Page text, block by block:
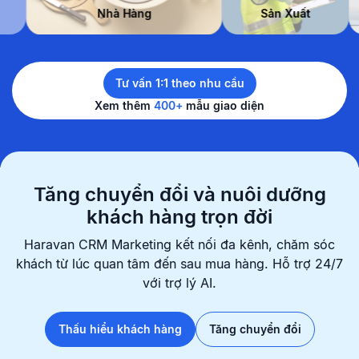
Nhà Hàng Sản Xuất
Tư vấn 1:1 theo nhu cầu
Xem thêm 400+ mẫu giao diện
Tăng chuyển đổi và nuôi dưỡng
khách hàng trọn đời
Haravan CRM Marketing kết nối đa kênh, chăm sóc
khách từ lúc quan tâm đến sau mua hàng. Hỗ trợ 24/7
với trợ lý AI.
Thấu hiểu khách hàng Tăng chuyển đổi